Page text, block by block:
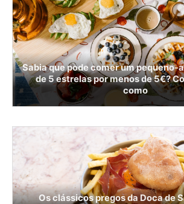
Sabia que pode comer um pequeno-
de 5 estrelas por menos de 5€?
como
Os clássicos pregos da Doca de